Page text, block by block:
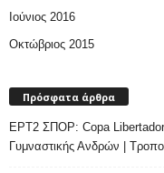
Ιούνιος 2016
Οκτώβριος 2015
Πρόσφατα άρθρα
ΕΡΤ2 ΣΠΟΡ: Copa
Γυμναστικής Ανδρών |